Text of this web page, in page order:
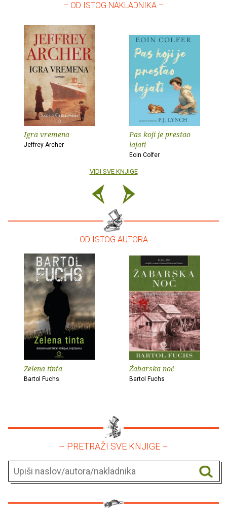
– OD ISTOG NAKLADNIKA –
Igra vremena
Jeffrey Archer
Pas koji je prestao
lajati
Eoin Colfer
VIDI SVE KNJIGE
– OD ISTOG AUTORA –
Zelena tinta
Bartol Fuchs
Žabarska noć
Bartol Fuchs
– PRETRAŽI SVE KNJIGE –